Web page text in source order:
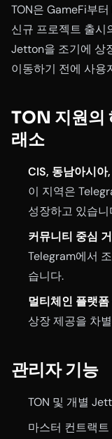
TON은 GameFi부
신규 프로젝트 출시
Jetton을 조기에 상
이동하기 전에 사용
TON 지원의
래소
CIS, 동남아시
이 지역은
성장하고 있습니
커뮤니티 중심
Telegram에서
습니다.
멀티체인 플랫폼
상장 제공을 차
관리자 기능
TON 및 개별
마스터 컨트랙